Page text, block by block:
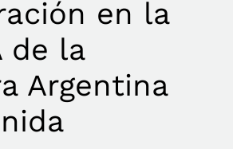
en la
de la
Argentina